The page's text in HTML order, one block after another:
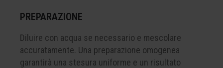
PREPARAZIONE
Diluire con acqua se necessario e mescolare
accuratamente. Una preparazione omogenea
garantirà una stesura uniforme e un risultato